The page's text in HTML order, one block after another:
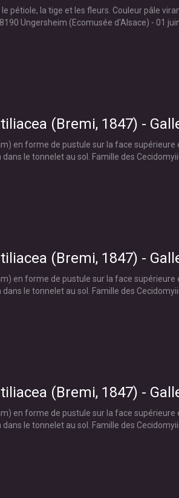
pétiole, la tige et les fleurs. Couleur pâle
Ungersheim (Ecomusée d'Alsace) - 01
(Bremi, 1847) -
en forme de pustule sur la face
dans le tonnelet au sol. Famille des
(Bremi, 1847) -
en forme de pustule sur la face
dans le tonnelet au sol. Famille des
(Bremi, 1847) -
en forme de pustule sur la face
dans le tonnelet au sol. Famille des